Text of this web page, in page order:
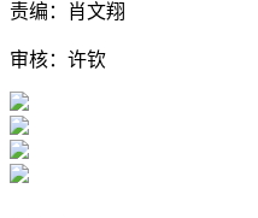
责编：肖文翔
审核：许钦